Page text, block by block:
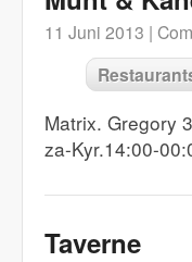
11 Juni 2013 |
Matrix. Gregory
za-Kyr.14:00-
Taverne